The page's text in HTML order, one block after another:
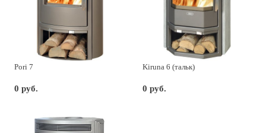
Pori 7
0 руб.
Kiruna 6 (тальк)
0 руб.